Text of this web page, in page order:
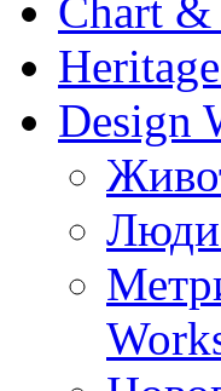
Chart &
Design
Люди